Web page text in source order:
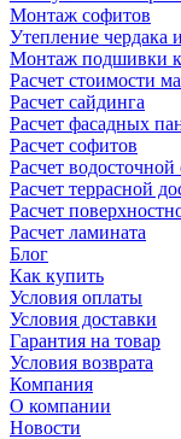
Монтаж софитов
Утепление чердака
Монтаж подшивки
Расчет стоимости
Расчет сайдинга
Расчет фасадных
Расчет софитов
Расчет
Расчет террасной
Расчет
Расчет ламината
Блог
Как купить
Условия оплаты
Условия доставки
Гарантия на товар
Условия возврата
Компания
О компании
Новости